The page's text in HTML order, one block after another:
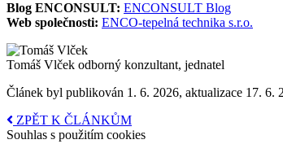
Blog ENCONSULT: ENCONSULT Blog
Web společnosti: ENCO-tepelná technika s.r.o.
Tomáš Vlček odborný konzultant, jednatel
Článek byl publikován 1. 6. 2026, aktualizace 17. 6.
ZPĚT K ČLÁNKŮM
Souhlas s použitím cookies